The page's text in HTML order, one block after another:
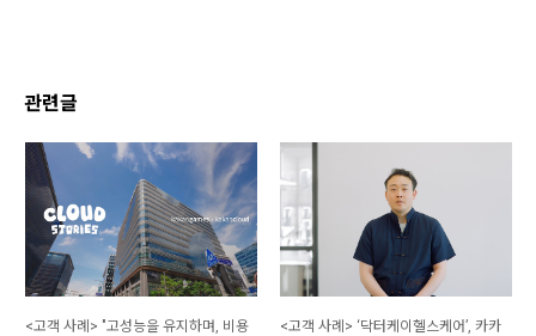
관련글
<고객 사례> "고성능을 유지하며, 비용
<고객 사례> ‘닥터케이헬스케어’, 카카